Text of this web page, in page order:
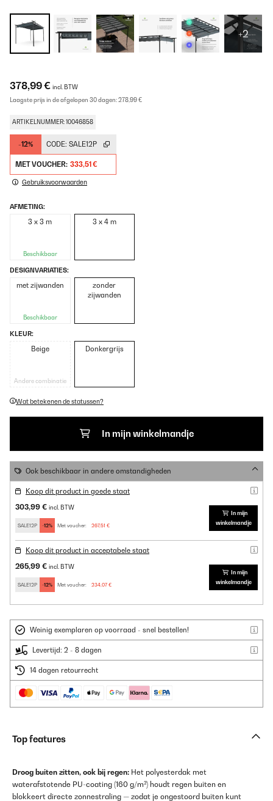
+2
378,99 € incl. BTW
Laagste prijs in de afgelopen 30 dagen:278,99 €
ARTIKELNUMMER: 10046858
-12% CODE: SALE12P
MET VOUCHER: 333,51 €
Gebruiksvoorwaarden
AFMETING:
3 x 3 m
Beschikbaar
3 x 4 m
DESIGNVARIATIES:
met zijwanden
Beschikbaar
zonder
zijwanden
KLEUR:
Beige
Andere combinatie
Donkergrijs
Wat betekenen de statussen?
In mijn winkelmandje
Ook beschikbaar in andere omstandigheden
Koop dit product in goede staat
303,99 € incl. BTW
SALE12P -12% Met voucher: 267,51 €
In mijn
winkelmandje
Koop dit product in acceptabele staat
265,99 € incl. BTW
SALE12P -12% Met voucher: 234,07 €
In mijn
winkelmandje
Weinig exemplaren op voorraad - snel bestellen!
Levertijd: 2 - 8 dagen
14 dagen retourrecht
Top features
Droog buiten zitten, ook bij regen: Het polyesterdak met
waterafstotende PU-coating (160 g/m²) houdt regen buiten en
blokkeert directe zonnestraling — zodat je ongestoord buiten kunt